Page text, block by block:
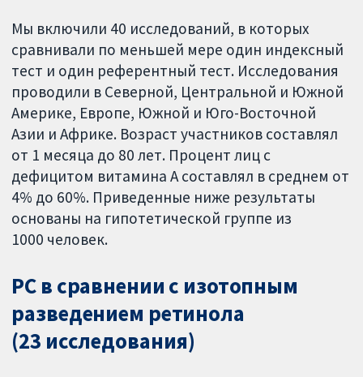
Мы включили 40 исследований, в которых
сравнивали по меньшей мере один индексный
тест и один референтный тест. Исследования
проводили в Северной, Центральной и Южной
Америке, Европе, Южной и Юго-Восточной
Азии и Африке. Возраст участников составлял
от 1 месяца до 80 лет. Процент лиц с
дефицитом витамина А составлял в среднем от
4% до 60%. Приведенные ниже результаты
основаны на гипотетической группе из
1000 человек.
РС в сравнении с изотопным
разведением ретинола
(23 исследования)